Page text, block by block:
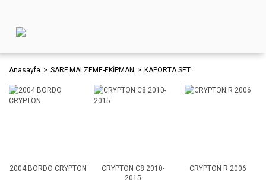
Anasayfa SARF MALZEME-EKİPMAN KAPORTA SET
2004 BORDO CRYPTON
CRYPTON C8 2010-
2015
CRYPTON R 2006